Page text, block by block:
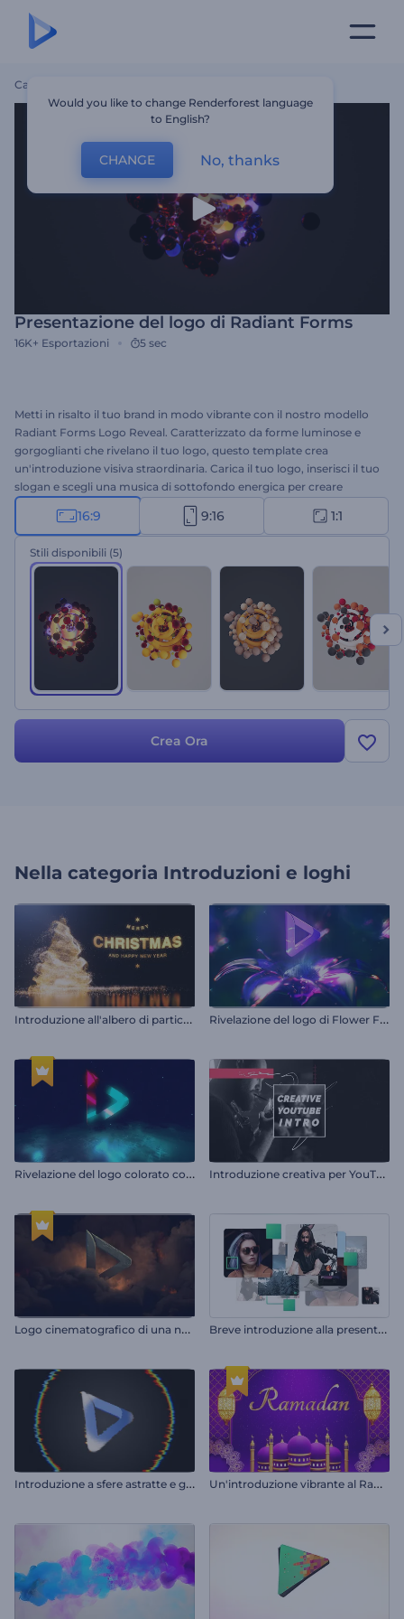
Casa
Presentazione del logo di Radiant Forms
16K+ Esportazioni 5 sec
Metti in risalto il tuo brand in modo vibrante con il nostro modello
Radiant Forms Logo Reveal. Caratterizzato da forme luminose e
gorgoglianti che rivelano il tuo logo, questo template crea
un'introduzione visiva straordinaria. Carica il tuo logo, inserisci il tuo
slogan e scegli una musica di sottofondo energica per creare
un'introduzione indimenticabile che lascerà un'impressione
duratura sugli spettatori. Perfetto per introduzioni di brand e servizi,
video promozionali, aperture di presentazioni, chiusure di canali e
molti altri progetti. Crea ora e fai risaltare il tuo brand!
16:9 9:16 1:1
Stili disponibili (5)
Crea Ora
Nella categoria Introduzioni e loghi
I
ntroduzione all'albero di particelle scintillanti R
ivelazione del logo di Flower Fantasy
R
ivelazione del logo colorato con effetto glitch I
ntroduzione creativa per YouTube
L
ogo cinematografico di una nuvola temporalesca B
reve introduzione alla presentazione
I
ntroduzione a sfere astratte e glitchate U
n'introduzione vibrante al Ramadan
Would you like to change Renderforest language
to English?
CHANGE No, thanks